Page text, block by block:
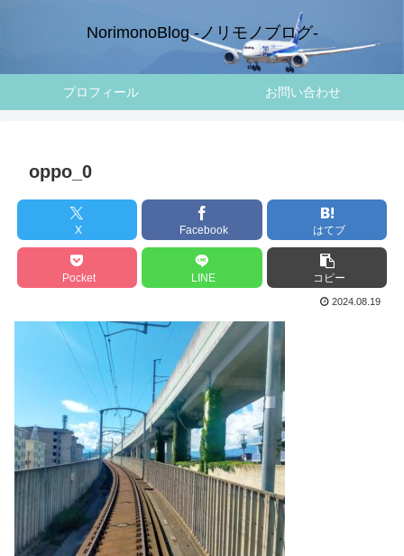
NorimonoBlog -ノリモノブログ-
プロフィール お問い合わせ
oppo_0
X Facebook はてブ
Pocket LINE コピー
2024.08.19